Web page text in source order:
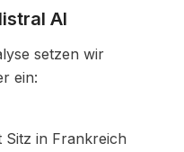
AI
setzen wir
ein:
Sitz in Frankreich